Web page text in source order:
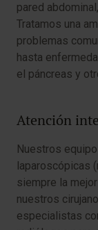
pared
Tratamos una
problemas
hasta
el páncreas y
Atención
Nuestros
laparoscópicas
siempre la
nuestros
especialistas